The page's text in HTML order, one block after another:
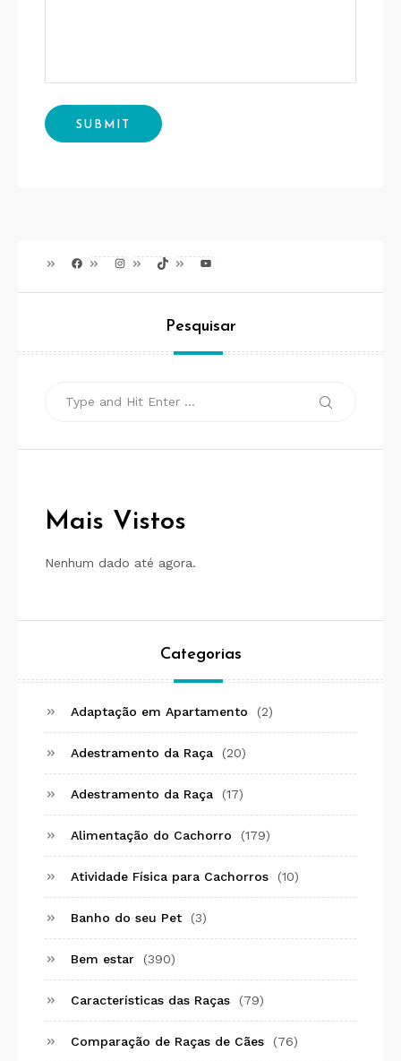
FacebookInstagramTikTok Youtube
Pesquisar
Search
Mais Vistos
Nenhum dado até agora.
Categorias
Adaptação em Apartamento (2)
Adestramento da Raça (20)
Adestramento da Raça (17)
Alimentação do Cachorro (179)
Atividade Física para Cachorros (10)
Banho do seu Pet (3)
Bem estar (390)
Características das Raças (79)
Comparação de Raças de Cães (76)